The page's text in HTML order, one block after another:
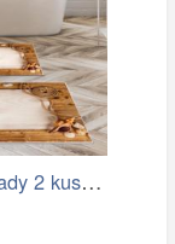
L\'essentiel Sady 2 kusů koupelnových…